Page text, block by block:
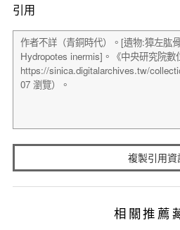
引用
複製引用資
相關推薦